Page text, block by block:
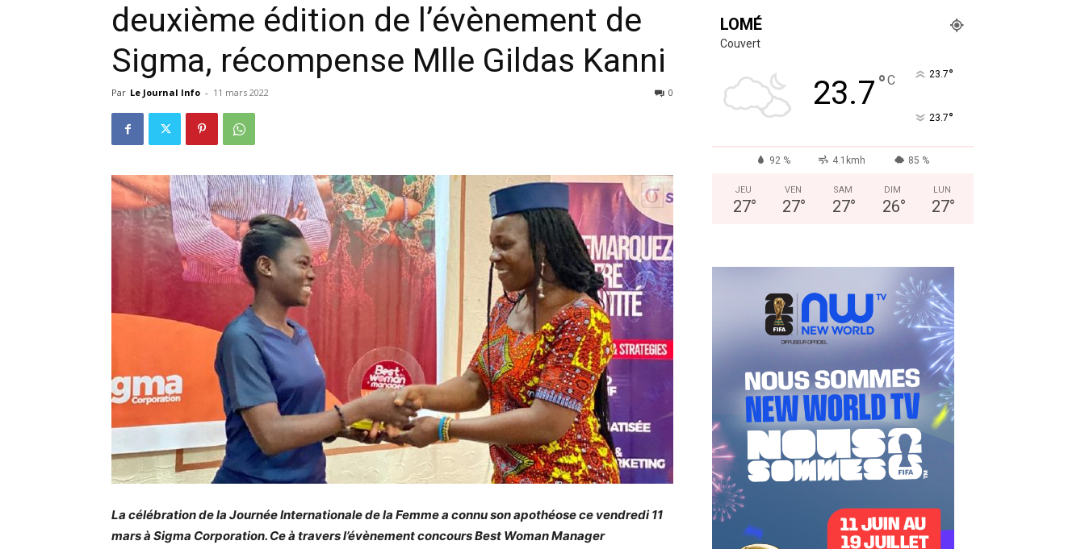
deuxième édition de l’évènement de
Sigma, récompense Mlle Gildas Kanni
Par Le Journal Info - 11 mars 2022 0
La célébration de la Journée Internationale de la Femme a connu son apothéose ce vendredi 11
mars à Sigma Corporation. Ce à travers l’évènement concours Best Woman Manager
LOMÉ
Couvert
23.7°C 23.7°
23.7°
92 % 4.1kmh 85 %
JEU
27°
VEN
27°
SAM
27°
DIM
26°
LUN
27°